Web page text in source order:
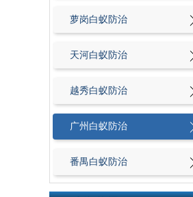
萝岗白蚁防治
天河白蚁防治
越秀白蚁防治
广州白蚁防治
番禺白蚁防治